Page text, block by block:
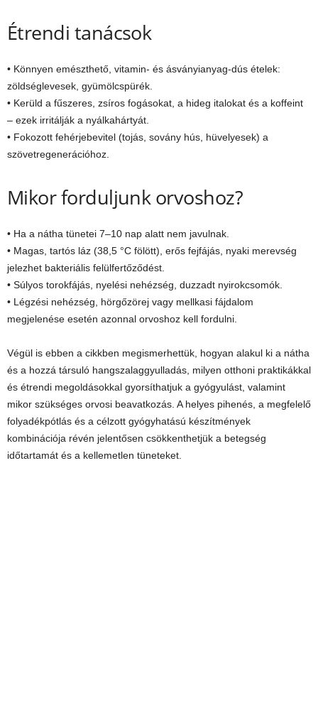
Étrendi tanácsok
• Könnyen emészthető, vitamin- és ásványianyag-dús ételek:
zöldséglevesek, gyümölcspürék.
• Kerüld a fűszeres, zsíros fogásokat, a hideg italokat és a koffeint
– ezek irritálják a nyálkahártyát.
• Fokozott fehérjebevitel (tojás, sovány hús, hüvelyesek) a
szövetregenerációhoz.
Mikor forduljunk orvoshoz?
• Ha a nátha tünetei 7–10 nap alatt nem javulnak.
• Magas, tartós láz (38,5 °C fölött), erős fejfájás, nyaki merevség
jelezhet bakteriális felülfertőződést.
• Súlyos torokfájás, nyelési nehézség, duzzadt nyirokcsomók.
• Légzési nehézség, hörgőzörej vagy mellkasi fájdalom
megjelenése esetén azonnal orvoshoz kell fordulni.
Végül is ebben a cikkben megismerhettük, hogyan alakul ki a nátha
és a hozzá társuló hangszalaggyulladás, milyen otthoni praktikákkal
és étrendi megoldásokkal gyorsíthatjuk a gyógyulást, valamint
mikor szükséges orvosi beavatkozás. A helyes pihenés, a megfelelő
folyadékpótlás és a célzott gyógyhatású készítmények
kombinációja révén jelentősen csökkenthetjük a betegség
időtartamát és a kellemetlen tüneteket.